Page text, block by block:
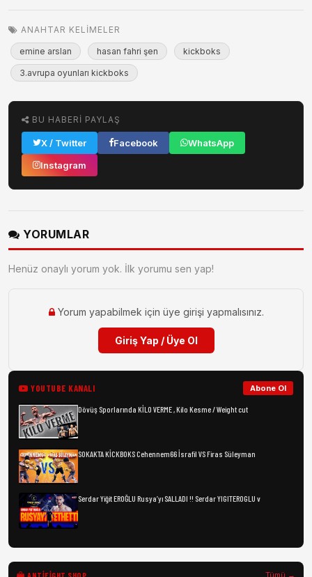
ANAHTAR KELIMELER
emine arslan hasan fahri şen kickboks
3.avrupa oyunları kickboks
BU HABERI PAYLAŞ
X / Twitter Facebook
WhatsApp
Instagram
YORUMLAR
Henüz onaylı yorum yok. İlk yorumu sen yap!
Yorum yapabilmek için üye girişi yapmalısınız.
Giriş Yap / Üye Ol
YOUTUBE KANALI Abone Ol
Dövüş Sporlarında KİLO VERME , Kilo Kesme / Weight cut
SOKAKTA KİCKBOKS Cehennem66 İsrafil VS Firas Süleyman
Serdar Yiğit EROĞLU Rusya’yı SALLADI !! Serdar YIGITEROGLU v
ANTIFIGHT SHOP Tümü →